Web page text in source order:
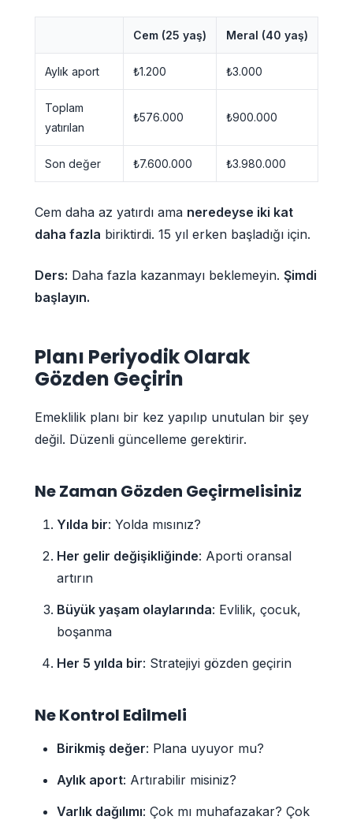
Cem (25 yaş) Meral (40 yaş)
Aylık aport ₺1.200 ₺3.000
Toplam
yatırılan
₺576.000 ₺900.000
Son değer ₺7.600.000 ₺3.980.000
Cem daha az yatırdı ama neredeyse iki kat
daha fazla biriktirdi. 15 yıl erken başladığı için.
Ders: Daha fazla kazanmayı beklemeyin. Şimdi
başlayın.
Planı Periyodik Olarak
Gözden Geçirin
Emeklilik planı bir kez yapılıp unutulan bir şey
değil. Düzenli güncelleme gerektirir.
Ne Zaman Gözden Geçirmelisiniz
Yılda bir: Yolda mısınız?
Her gelir değişikliğinde: Aporti oransal
artırın
Büyük yaşam olaylarında: Evlilik, çocuk,
boşanma
Her 5 yılda bir: Stratejiyi gözden geçirin
Ne Kontrol Edilmeli
Birikmiş değer: Plana uyuyor mu?
Aylık aport: Artırabilir misiniz?
Varlık dağılımı: Çok mı muhafazakar? Çok